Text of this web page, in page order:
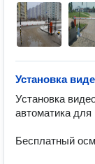
Установка
Установка
автоматика
Бесплатный